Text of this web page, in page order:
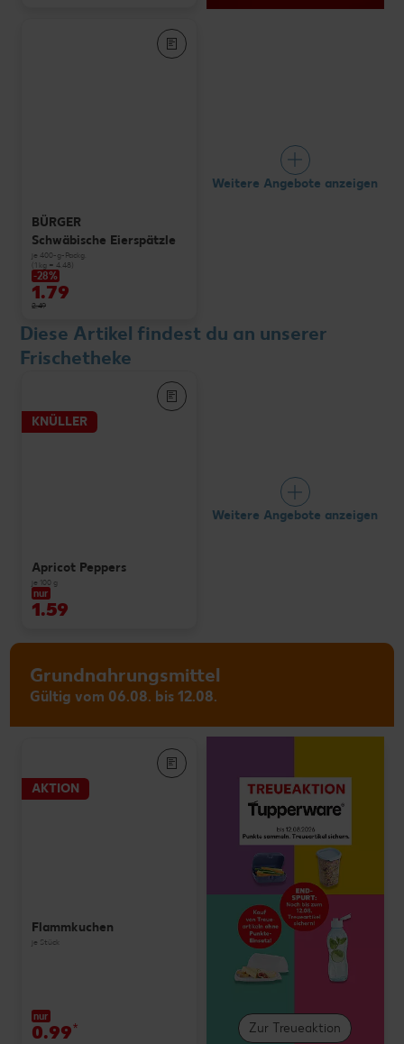
BÜRGER
Schwäbische Eierspätzle
je 400-g-Packg.
(1 kg = 4.48)
-28%
1.79
2.49
Weitere Angebote anzeigen
Diese Artikel findest du an unserer
Frischetheke
KNÜLLER
Apricot Peppers
je 100 g
nur
1.59
Weitere Angebote anzeigen
Grundnahrungsmittel
Gültig vom 06.08. bis 12.08.
Zur Treueaktion
AKTION
Flammkuchen
je Stück
nur
0.99*